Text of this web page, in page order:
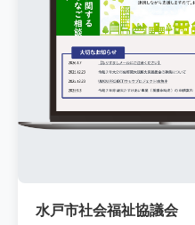
水戸市社会福祉協議会